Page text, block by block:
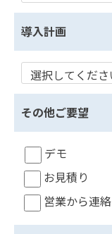
導入計画
その他ご要望
デモ
お見積り
営業から連絡